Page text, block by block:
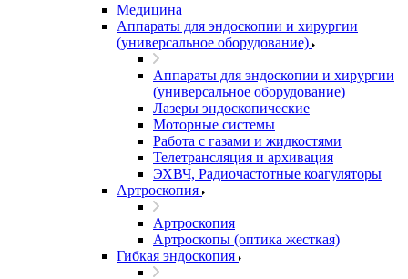
Медицина
Аппараты для эндоскопии и хирургии
(универсальное оборудование)
Аппараты для эндоскопии и хирургии
(универсальное оборудование)
Лазеры эндоскопические
Моторные системы
Работа с газами и жидкостями
Телетрансляция и архивация
ЭХВЧ, Радиочастотные коагуляторы
Артроскопия
Артроскопия
Артроскопы (оптика жесткая)
Гибкая эндоскопия